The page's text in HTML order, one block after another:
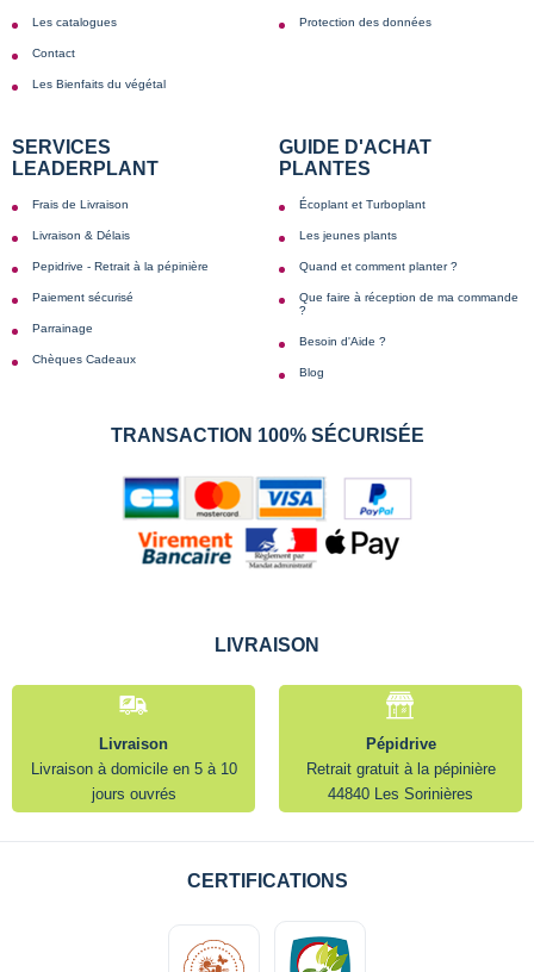
Les catalogues
Contact
Les Bienfaits du végétal
Protection des données
SERVICES
LEADERPLANT
Frais de Livraison
Livraison & Délais
Pepidrive - Retrait à la pépinière
Paiement sécurisé
Parrainage
Chèques Cadeaux
GUIDE D'ACHAT
PLANTES
Écoplant et Turboplant
Les jeunes plants
Quand et comment planter ?
Que faire à réception de ma commande
?
Besoin d'Aide ?
Blog
TRANSACTION 100% SÉCURISÉE
LIVRAISON
Livraison
Livraison à domicile en 5 à 10
jours ouvrés
Pépidrive
Retrait gratuit à la pépinière
44840 Les Sorinières
CERTIFICATIONS